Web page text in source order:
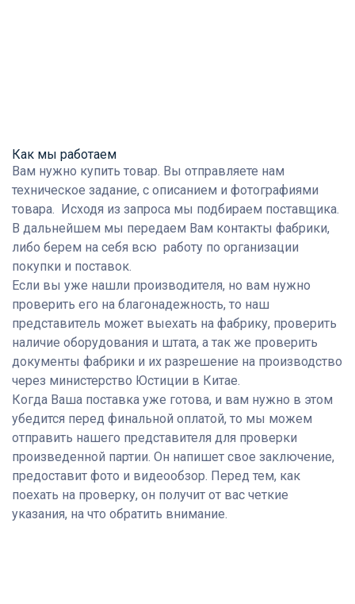
Как мы работаем
Вам нужно купить товар. Вы отправляете нам
техническое задание, с описанием и фотографиями
товара. Исходя из запроса мы подбираем поставщика.
В дальнейшем мы передаем Вам контакты фабрики,
либо берем на себя всю работу по организации
покупки и поставок.
Если вы уже нашли производителя, но вам нужно
проверить его на благонадежность, то наш
представитель может выехать на фабрику, проверить
наличие оборудования и штата, а так же проверить
документы фабрики и их разрешение на производство
через министерство Юстиции в Китае.
Когда Ваша поставка уже готова, и вам нужно в этом
убедится перед финальной оплатой, то мы можем
отправить нашего представителя для проверки
произведенной партии. Он напишет свое заключение,
предоставит фото и видеообзор. Перед тем, как
поехать на проверку, он получит от вас четкие
указания, на что обратить внимание.